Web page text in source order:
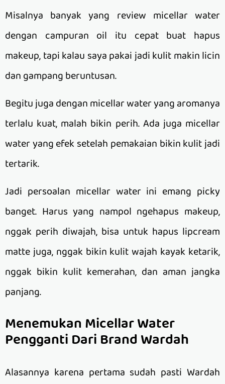
Misalnya banyak yang review micellar water
dengan campuran oil itu cepat buat hapus
makeup, tapi kalau saya pakai jadi kulit makin licin
dan gampang beruntusan.
Begitu juga dengan micellar water yang aromanya
terlalu kuat, malah bikin perih. Ada juga micellar
water yang efek setelah pemakaian bikin kulit jadi
tertarik.
Jadi persoalan micellar water ini emang picky
banget. Harus yang nampol ngehapus makeup,
nggak perih diwajah, bisa untuk hapus lipcream
matte juga, nggak bikin kulit wajah kayak ketarik,
nggak bikin kulit kemerahan, dan aman jangka
panjang.
Menemukan Micellar Water
Pengganti Dari Brand Wardah
Alasannya karena pertama sudah pasti Wardah